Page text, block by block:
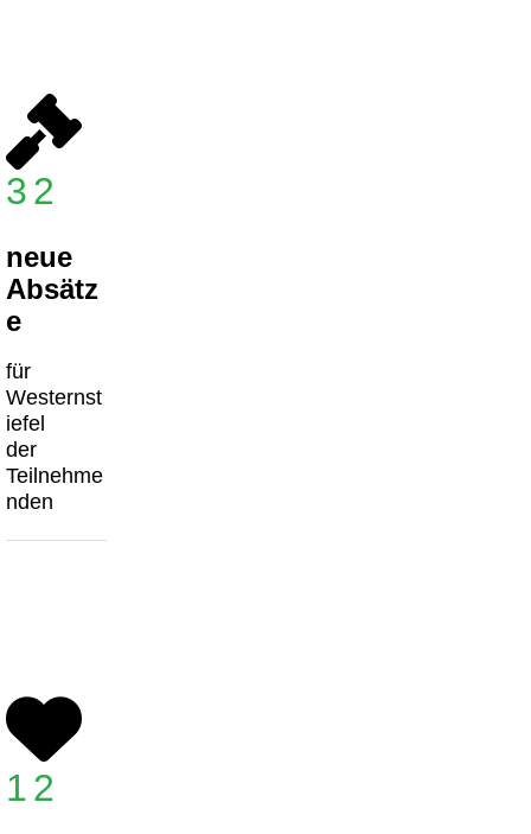
32
neue
Absätz
e
für
Westernst
iefel
der
Teilnehme
nden
12